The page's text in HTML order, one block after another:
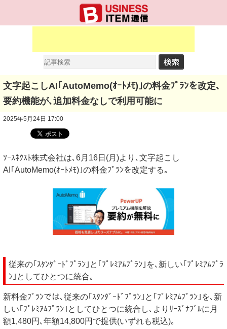
文字起こしAI｢AutoMemo(ｵｰﾄﾒﾓ)｣の料金ﾌﾟﾗﾝを改定､
要約機能が､追加料金なしで利用可能に
2025年5月24日 17:00
ｿｰｽﾈｸｽﾄ株式会社は､6月16日(月)より､文字起こし
AI｢AutoMemo(ｵｰﾄﾒﾓ)｣の料金ﾌﾟﾗﾝを改定する｡
従来の｢ｽﾀﾝﾀﾞｰﾄﾞﾌﾟﾗﾝ｣と｢ﾌﾟﾚﾐｱﾑﾌﾟﾗﾝ｣を､新しい｢ﾌﾟﾚﾐｱﾑﾌﾟﾗ
ﾝ｣としてひとつに統合｡
新料金ﾌﾟﾗﾝでは､従来の｢ｽﾀﾝﾀﾞｰﾄﾞﾌﾟﾗﾝ｣と｢ﾌﾟﾚﾐｱﾑﾌﾟﾗﾝ｣を､新
しい｢ﾌﾟﾚﾐｱﾑﾌﾟﾗﾝ｣としてひとつに統合し､よりﾘｰｽﾞﾅﾌﾞﾙに月
額1,480円､年額14,800円で提供(いずれも税込)｡